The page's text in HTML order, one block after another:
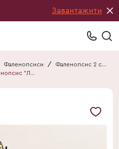
Завантажити
Фаленопсиси /
Фаленопсис 2 стебла
Фаленопсис "Лаймлайт" 2ст.